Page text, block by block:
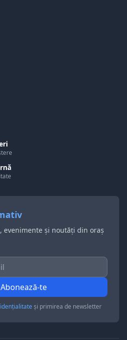
evenimente și noutăți din oraș
Abonează-te
și primirea de newsletter